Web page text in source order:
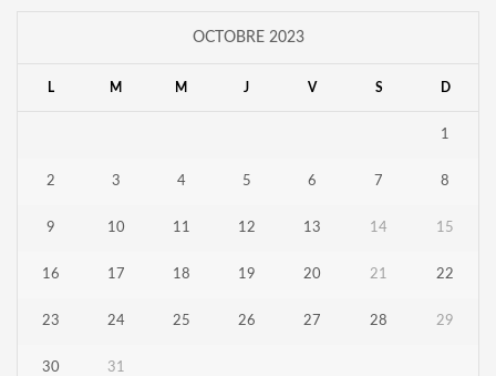
OCTOBRE 2023
L M M J V S D
1
2 3 4 5 6 7 8
9 10 11 12 13 14 15
16 17 18 19 20 21 22
23 24 25 26 27 28 29
30 31